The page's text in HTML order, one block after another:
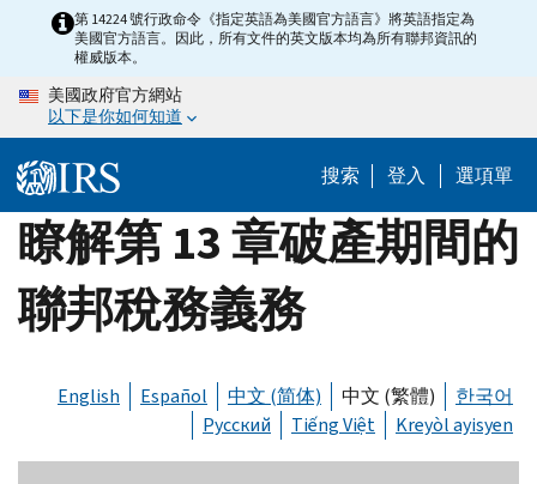
content
第 14224 號行政命令《指定英語為美國官方語言》將英語指定為
美國官方語言。因此，所有文件的英文版本均為所有聯邦資訊的
權威版本。
美國政府官方網站
以下是你如何知道
搜索 登入 選項單
瞭解第 13 章破產期間的
聯邦稅務義務
English Español 中文 (简体) 中文 (繁體)
한국어
Русский
Tiếng Việt Kreyòl ayisyen